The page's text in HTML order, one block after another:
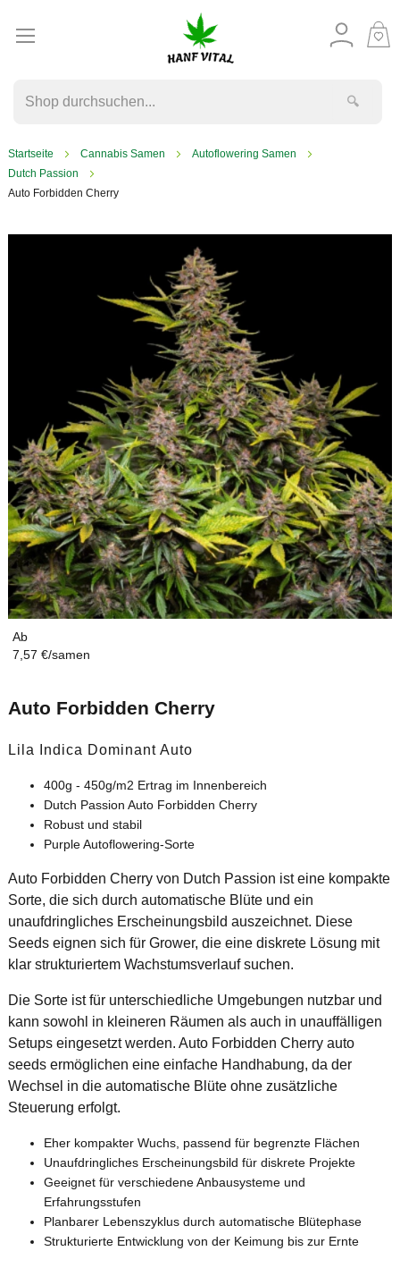
🔍
Startseite Cannabis Samen
Autoflowering Samen
Dutch Passion
Auto Forbidden Cherry
Ab
7,57 €/samen
Auto Forbidden Cherry
Lila Indica Dominant Auto
400g - 450g/m2 Ertrag im Innenbereich
Dutch Passion Auto Forbidden Cherry
Robust und stabil
Purple Autoflowering-Sorte
Auto Forbidden Cherry von Dutch Passion ist eine kompakte
Sorte, die sich durch automatische Blüte und ein
unaufdringliches Erscheinungsbild auszeichnet. Diese
Seeds eignen sich für Grower, die eine diskrete Lösung mit
klar strukturiertem Wachstumsverlauf suchen.
Die Sorte ist für unterschiedliche Umgebungen nutzbar und
kann sowohl in kleineren Räumen als auch in unauffälligen
Setups eingesetzt werden. Auto Forbidden Cherry auto
seeds ermöglichen eine einfache Handhabung, da der
Wechsel in die automatische Blüte ohne zusätzliche
Steuerung erfolgt.
Eher kompakter Wuchs, passend für begrenzte Flächen
Unaufdringliches Erscheinungsbild für diskrete Projekte
Geeignet für verschiedene Anbausysteme und
Erfahrungsstufen
Planbarer Lebenszyklus durch automatische Blütephase
Strukturierte Entwicklung von der Keimung bis zur Ernte